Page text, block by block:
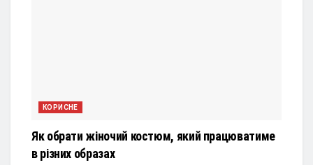
КОРИСНЕ
Як обрати жіночий костюм, який працюватиме
в різних образах